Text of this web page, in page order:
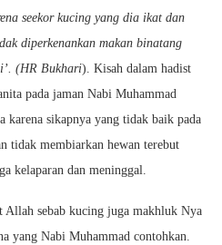
seekor kucing yang dia ikat dan
diperkenankan makan binatang
(HR Bukhari). Kisah dalam hadist
pada jaman Nabi Muhammad
karena sikapnya yang tidak baik pada
tidak membiarkan hewan terebut
kelaparan dan meninggal.
Allah sebab kucing juga makhluk Nya
yang Nabi Muhammad contohkan.